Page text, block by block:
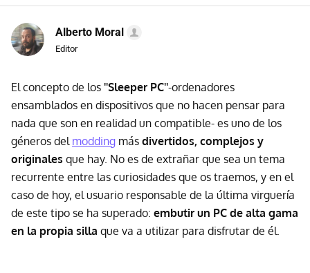
Alberto Moral
Editor
El concepto de los ''Sleeper PC''-ordenadores
ensamblados en dispositivos que no hacen pensar para
nada que son en realidad un compatible- es uno de los
géneros del modding más divertidos, complejos y
originales que hay. No es de extrañar que sea un tema
recurrente entre las curiosidades que os traemos, y en el
caso de hoy, el usuario responsable de la última virguería
de este tipo se ha superado: embutir un PC de alta gama
en la propia silla que va a utilizar para disfrutar de él.